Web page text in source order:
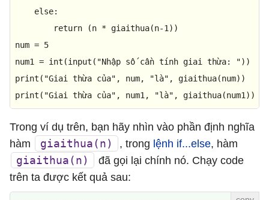
else:
return (n * giaithua(n-1 ))
num = 5
num1 = int (input ( "Nhập số cần tính giai thừa: "
print ( "Giai thừa của" , num, "là"
print ( "Giai thừa của" , num1, "là" , giaithua(num1))
Trong ví dụ trên, bạn hãy nhìn vào phần định nghĩa
hàm
giaithua(n) , trong lệnh if...else, hàm
giaithua(n)
đã gọi lại chính nó. Chạy code
trên ta được kết quả sau: